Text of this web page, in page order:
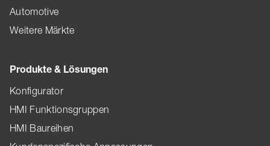
Automotive
Weitere Märkte
Produkte & Lösungen
Konfigurator
HMI Funktionsgruppen
HMI Baureihen